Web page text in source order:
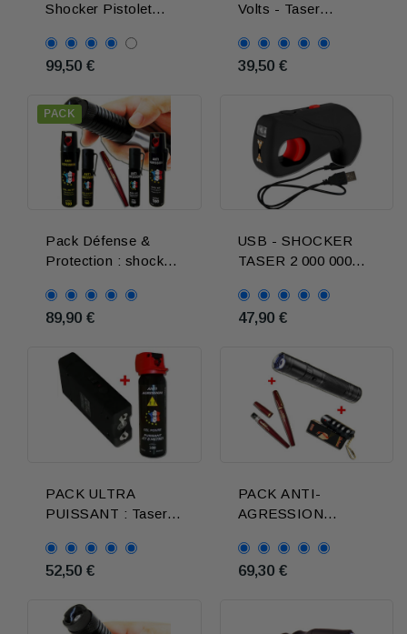
Shocker Pistolet
bombes
lacrymogenes
99,50 €
Volts - Taser
39,50 €
PACK
Pack Défense &
Protection : shocker
bombe lacrymogene
GEL et GAZ
89,90 €
USB - SHOCKER
TASER 2 000 000
securité
47,90 €
PACK ULTRA
PUISSANT : Taser +
52,50 €
PACK ANTI-
AGRESSION
69,30 €